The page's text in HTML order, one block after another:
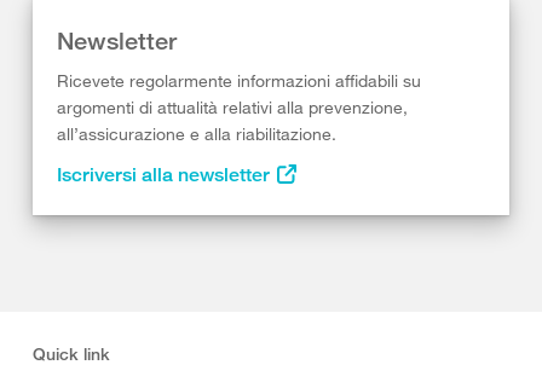
Newsletter
Ricevete regolarmente informazioni affidabili su
argomenti di attualità relativi alla prevenzione,
all’assicurazione e alla riabilitazione.
Iscriversi alla newsletter
Quick link